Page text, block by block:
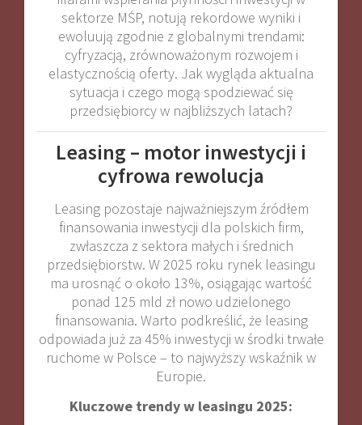
sektorze MŚP, notują rekordowe wyniki i
ewoluują zgodnie z globalnymi trendami:
cyfryzacją, zrównoważonym rozwojem i
elastycznością oferty. Jak wygląda aktualna
sytuacja i czego mogą spodziewać się
przedsiębiorcy w najbliższych latach?
Leasing – motor inwestycji i
cyfrowa rewolucja
Leasing pozostaje najważniejszym źródłem
finansowania inwestycji dla polskich firm,
zwłaszcza z sektora małych i średnich
przedsiębiorstw. W 2025 roku rynek leasingu
ma urosnąć o około 13%, osiągając wartość
ponad 125 mld zł nowo udzielonego
finansowania. Warto podkreślić, że leasing
odpowiada już za 45% inwestycji w środki trwałe
ruchome w Polsce – to najwyższy wskaźnik w
Europie.
Kluczowe trendy w leasingu 2025: